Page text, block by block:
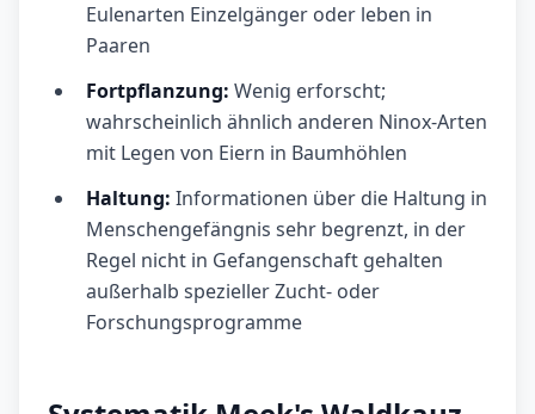
Eulenarten Einzelgänger oder leben in
Paaren
Fortpflanzung: Wenig erforscht;
wahrscheinlich ähnlich anderen Ninox-Arten
mit Legen von Eiern in Baumhöhlen
Haltung: Informationen über die Haltung in
Menschengefängnis sehr begrenzt, in der
Regel nicht in Gefangenschaft gehalten
außerhalb spezieller Zucht- oder
Forschungsprogramme